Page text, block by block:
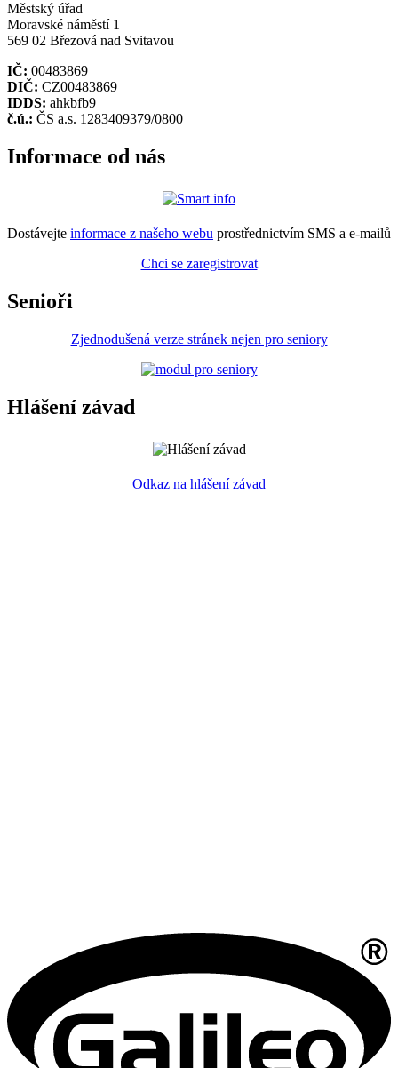
Městský úřad
Moravské náměstí 1
569 02 Březová nad Svitavou
IČ: 00483869
DIČ: CZ00483869
IDDS: ahkbfb9
č.ú.: ČS a.s. 1283409379/0800
Informace od nás
Dostávejte informace z našeho webu prostřednictvím SMS a e-mailů
Chci se zaregistrovat
Senioři
Zjednodušená verze stránek nejen pro seniory
Hlášení závad
Odkaz na hlášení závad